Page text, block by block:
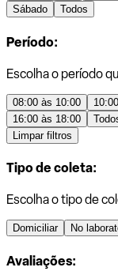
Sábado
Todos
Período:
Escolha o período
08:00 às 10:00
16:00 às 18:00
Limpar filtros
Tipo de coleta:
Escolha o tipo de
Domiciliar No
Avaliações: